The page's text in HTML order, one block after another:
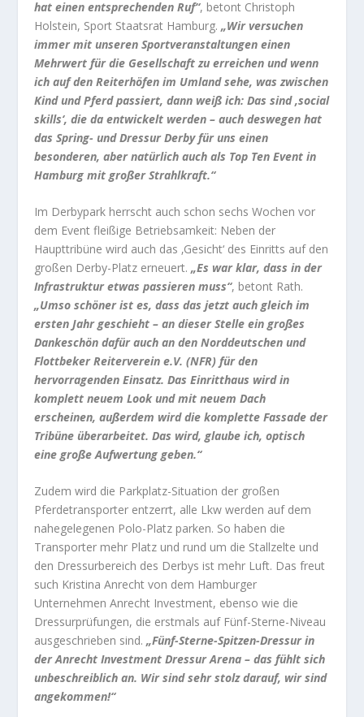
hat einen entsprechenden Ruf“, betont Christoph
Holstein, Sport Staatsrat Hamburg.„Wir versuchen
immer mit unseren Sportveranstaltungen einen
Mehrwert für die Gesellschaft zu erreichen und wenn
ich auf den Reiterhöfen im Umland sehe, was zwischen
Kind und Pferd passiert, dann weiß ich: Das sind ‚social
skills‘, die da entwickelt werden – auch deswegen hat
das Spring- und Dressur Derby für uns einen
besonderen, aber natürlich auch als Top Ten Event in
Hamburg mit großer Strahlkraft.“
Im Derbypark herrscht auch schon sechs Wochen vor
dem Event fleißige Betriebsamkeit: Neben der
Haupttribüne wird auch das ‚Gesicht‘ des Einritts auf den
großen Derby-Platz erneuert. „Es war klar, dass in der
Infrastruktur etwas passieren muss“, betont Rath.
„Umso schöner ist es, dass das jetzt auch gleich im
ersten Jahr geschieht – an dieser Stelle ein großes
Dankeschön dafür auch an den Norddeutschen und
Flottbeker Reiterverein e.V. (NFR) für den
hervorragenden Einsatz. Das Einritthaus wird in
komplett neuem Look und mit neuem Dach
erscheinen, außerdem wird die komplette Fassade der
Tribüne überarbeitet. Das wird, glaube ich, optisch
eine große Aufwertung geben.“
Zudem wird die Parkplatz-Situation der großen
Pferdetransporter entzerrt, alle Lkw werden auf dem
nahegelegenen Polo-Platz parken. So haben die
Transporter mehr Platz und rund um die Stallzelte und
den Dressurbereich des Derbys ist mehr Luft. Das freut
such Kristina Anrecht von dem Hamburger
Unternehmen Anrecht Investment, ebenso wie die
Dressurprüfungen, die erstmals auf Fünf-Sterne-Niveau
ausgeschrieben sind.„Fünf-Sterne-Spitzen-Dressur in
der Anrecht Investment Dressur Arena – das fühlt sich
unbeschreiblich an. Wir sind sehr stolz darauf, wir sind
angekommen!“